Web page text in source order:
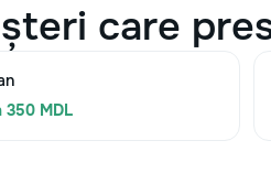
care
350 MDL